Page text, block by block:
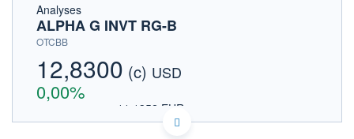
ACTIONNAIRES
Analyses
ALPHA G INVT RG-B
OTCBB
12,8300 (c) USD
0,00%
11,1352 EUR